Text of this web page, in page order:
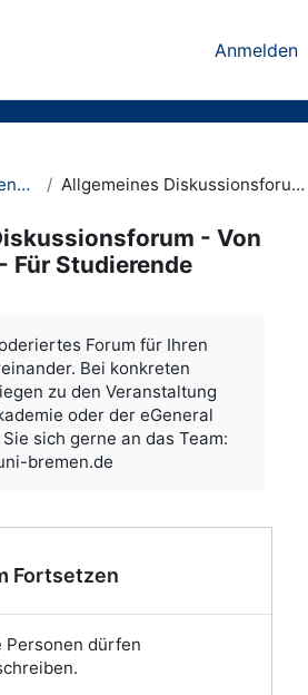
Anmelden
Der menschengemachte Klimawandel Allgemeines Diskussionsforum - Von Studierenden - Für Studierende
- Von
Für Studierende
Forum für Ihren
Bei konkreten
zu den Veranstaltung
oder der eGeneral
sich gerne an das Team:
bremen.de
Fortsetzen
Personen dürfen